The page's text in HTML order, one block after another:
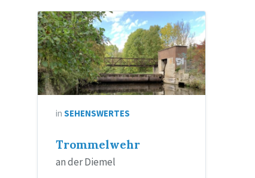
in SEHENSWERTES
Trommelwehr
an der Diemel